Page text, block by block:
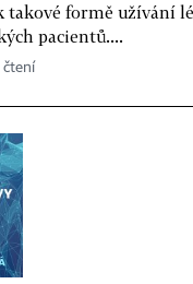
takové formě užívání
pacientů....
čtení